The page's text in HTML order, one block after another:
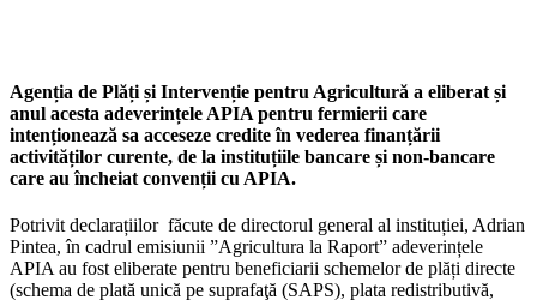
Agenția de Plăți și Intervenție pentru Agricultură a eliberat și
anul acesta adeverințele APIA pentru fermierii care
intenționează sa acceseze credite în vederea finanțării
activităților curente, de la instituțiile bancare și non-bancare
care au încheiat convenții cu APIA.
Potrivit declarațiilor făcute de directorul general al instituției, Adrian
Pintea, în cadrul emisiunii ”Agricultura la Raport” adeverințele
APIA au fost eliberate pentru beneficiarii schemelor de plăți directe
(schema de plată unică pe suprafaţă (SAPS), plata redistributivă,